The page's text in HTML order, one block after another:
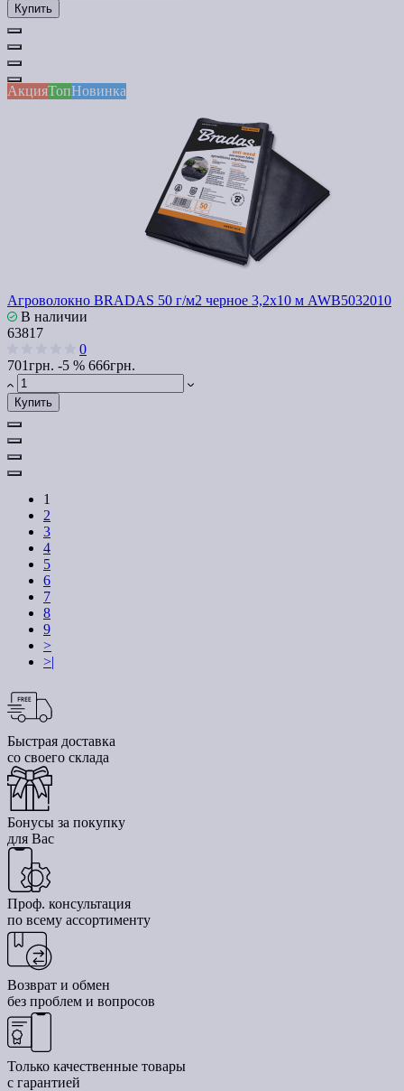
Купить
АкцияТопНовинка
Агроволокно BRADAS 50 г/м2 черное 3,2x10 м AWB5032010
В наличии
63817
0
701грн. -5 % 666грн.
Купить
1
2
3
4
5
6
7
8
9
>
>|
Быстрая доставка
со своего склада
Бонусы за покупку
для Вас
Проф. консультация
по всему ассортименту
Возврат и обмен
без проблем и вопросов
Только качественные товары
с гарантией